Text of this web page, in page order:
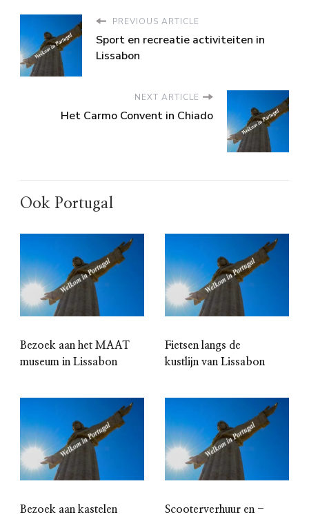
PREVIOUS ARTICLE
Sport en recreatie activiteiten in
Lissabon
NEXT ARTICLE
Het Carmo Convent in Chiado
Ook Portugal
Bezoek aan het MAAT
museum in Lissabon
Fietsen langs de
kustlijn van Lissabon
Bezoek aan kastelen
Scooterverhuur en -